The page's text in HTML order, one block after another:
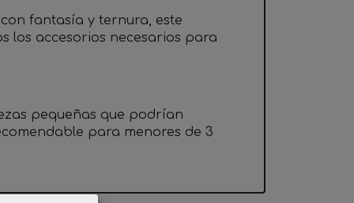
fantasía y ternura, este
los accesorios necesarios para
pequeñas que podrían
para menores de 3